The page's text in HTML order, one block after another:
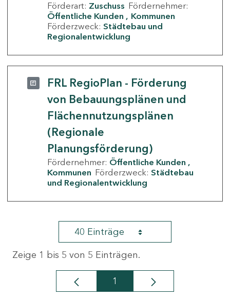
Förderart: Zuschuss Fördernehmer:
Öffentliche Kunden
Kommunen
Förderzweck: Städtebau und
Regionalentwicklung
FRL RegioPlan - Förderung
von Bebauungsplänen und
Flächennutzungsplänen
(Regionale
Planungsförderung)
Fördernehmer: Öffentliche Kunden
Kommunen Förderzweck: Städtebau
und Regionalentwicklung
40 Einträge
Zeige 1 bis 5 von 5 Einträgen.
Seite
1